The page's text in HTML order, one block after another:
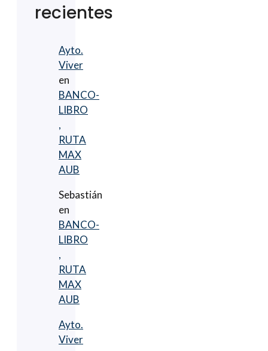
recientes
Ayto.
Viver
en
BANCO-
LIBRO
,
RUTA
MAX
AUB
Sebastián
en
BANCO-
LIBRO
,
RUTA
MAX
AUB
Ayto.
Viver